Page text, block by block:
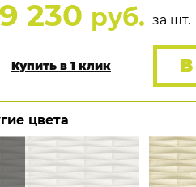
230 руб. за шт.
Купить в 1 клик
цвета